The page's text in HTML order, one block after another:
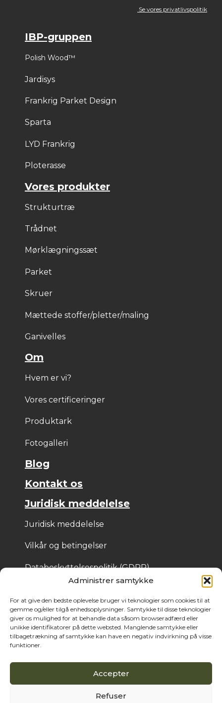
Administrer samtykke
For at give den bedste oplevelse bruger vi teknologier som cookies til at
gemme og/eller tilgå enhedsoplysninger. Samtykke til disse teknologier
giver os mulighed for at behandle data såsom browseradfærd eller
unikke identifikatorer på dette websted. Manglende samtykke eller
tilbagetrækning af samtykke kan have en negativ indvirkning på visse
funktioner.
Accepter
Refuser
Se vores privatlivspolitik
IBP-gruppen
Polish Wood™
Jardisys
Frankrig Parket Design
Sparta
LYD Frankrig
Ploterasse
Vores produkter
Strukturtræ
Trådnet
Mørklægningssæt
Parket
Skruer
Mættede stoffer/pletter/maling
Ganivelles
Om
Hvem er vi?
Vores certificeringer
Produktark
Fotogalleri
Blog
Kontakt os
Juridisk meddelelse
Juridisk meddelelse
Vilkår og betingelser
Databeskyttelsespolitik (GDPR)
© 2025 Bois de Pologne – Skabt af Cassandre Thibaut